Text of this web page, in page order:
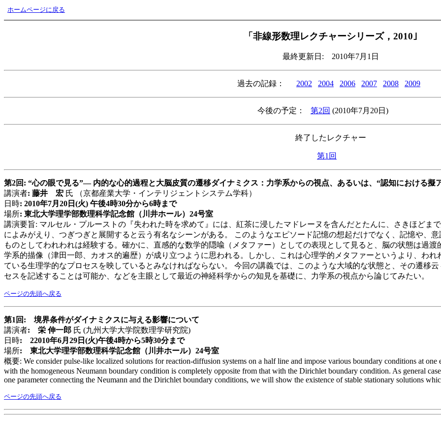
ホームページに戻る
「非線形数理レクチャーシリーズ，2010｣
最終更新日: 2010年7月1日
過去の記録： 2002 2004 2006 2007 2008 2009
今後の予定： 第2回 (2010年7月20日)
終了したレクチャー
第1回
第2回: “心の眼で見る”― 内的な心的過程と大脳皮質の遷移ダイナミクス：力学系からの視点、あるいは、“認知における擬
講演者: 藤井 宏 氏 （京都産業大学・インテリジェントシステム学科）
日時: 2010年7月20日(火) 午後4時30分から6時まで
場所: 東北大学理学部数理科学記念館（川井ホール）24号室
講演要旨: マルセル・プルーストの『失われた時を求めて』には、紅茶に浸したマドレーヌを含んだとたんに、さきほどま
によみがえり、つぎつぎと展開すると云う有名なシーンがある。 このようなエピソード記憶の想起だけでなく、記憶や、
ものとしてわれわれは経験する。確かに、直感的な数学的隠喩（メタファー）としての表現として見ると、脳の状態は過
学系的描像（津田一郎、カオス的遍歴）が成り立つように思われる。しかし、これは心理学的メタファーというより、わ
ている生理学的なプロセスを映しているとみなければならない。 今回の講義では、このような大域的な状態と、その遷移
セスを記述することは可能か、などを主眼として最近の神経科学からの知見を基礎に、力学系の視点から論じてみたい。
ページの先頭へ戻る
第1回: 境界条件がダイナミクスに与える影響について
講演者: 栄 伸一郎 氏 (九州大学大学院数理学研究院)
日時: 22010年6月29日(火)午後4時から5時30分まで
場所: 東北大学理学部数理科学記念館（川井ホール）24号室
概要: We consider pulse-like localized solutions for reaction-diffusion systems on a half line and impose various boundary conditions at
with the homogeneous Neumann boundary condition is completely opposite from that with the Dirichlet boundary condition. As general
one parameter connecting the Neumann and the Dirichlet boundary conditions, we will show the existence of stable stationary solutions
ページの先頭へ戻る